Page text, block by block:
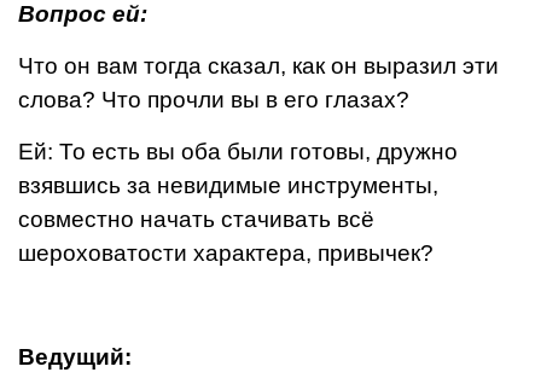
Вопрос ей:
Что он вам тогда сказал, как он выразил эти
слова? Что прочли вы в его глазах?
Ей: То есть вы оба были готовы, дружно
взявшись за неви­димые инструменты,
совместно начать стачивать всё
шероховатости характера, привычек?
Ведущий: